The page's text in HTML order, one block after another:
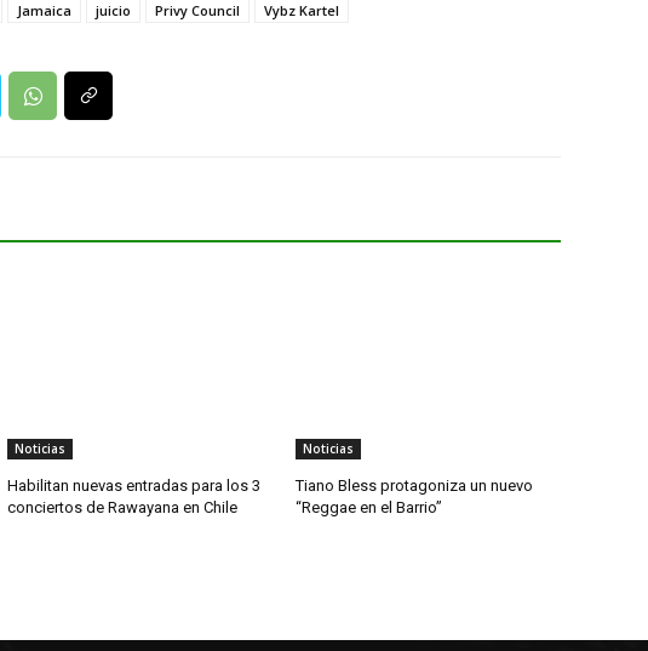
Jamaica juicio Privy Council Vybz Kartel
Noticias
Habilitan nuevas entradas para los 3
conciertos de Rawayana en Chile
Noticias
Tiano Bless protagoniza un nuevo
“Reggae en el Barrio”